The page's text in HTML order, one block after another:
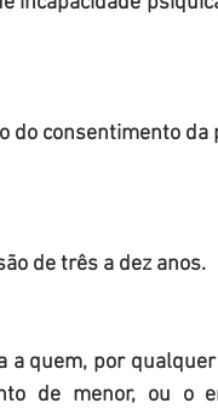
obtenção do
de três a dez anos.
de menor, ou o